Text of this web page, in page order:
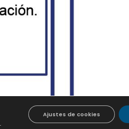
Ajustes de cookies